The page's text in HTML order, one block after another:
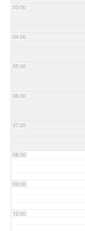
03:00
04:00
05:00
06:00
07:00
08:00
09:00
10:00